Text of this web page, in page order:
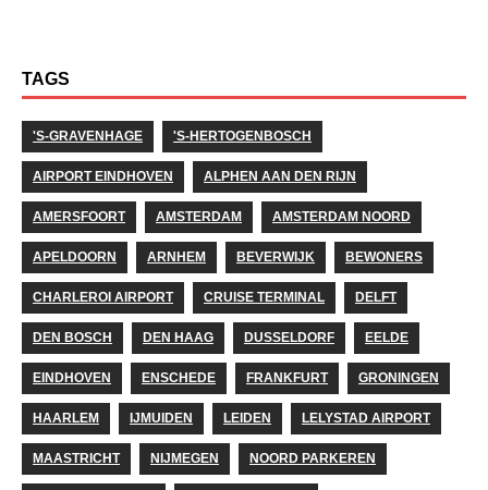
TAGS
'S-GRAVENHAGE 'S-HERTOGENBOSCH
AIRPORT EINDHOVEN ALPHEN AAN DEN RIJN
AMERSFOORT AMSTERDAM AMSTERDAM NOORD
APELDOORN ARNHEM BEVERWIJK BEWONERS
CHARLEROI AIRPORT CRUISE TERMINAL DELFT
DEN BOSCH DEN HAAG DUSSELDORF EELDE
EINDHOVEN ENSCHEDE FRANKFURT GRONINGEN
HAARLEM IJMUIDEN LEIDEN LELYSTAD AIRPORT
MAASTRICHT NIJMEGEN NOORD PARKEREN